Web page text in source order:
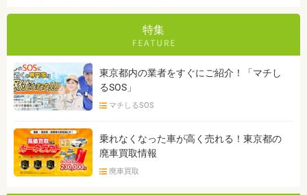
特集
東京都内の業者をすぐにご紹介！「マチし
るSOS」
マチしるSOS
乗れなくなった車が高く売れる！東京都の
廃車買取情報
廃車買取